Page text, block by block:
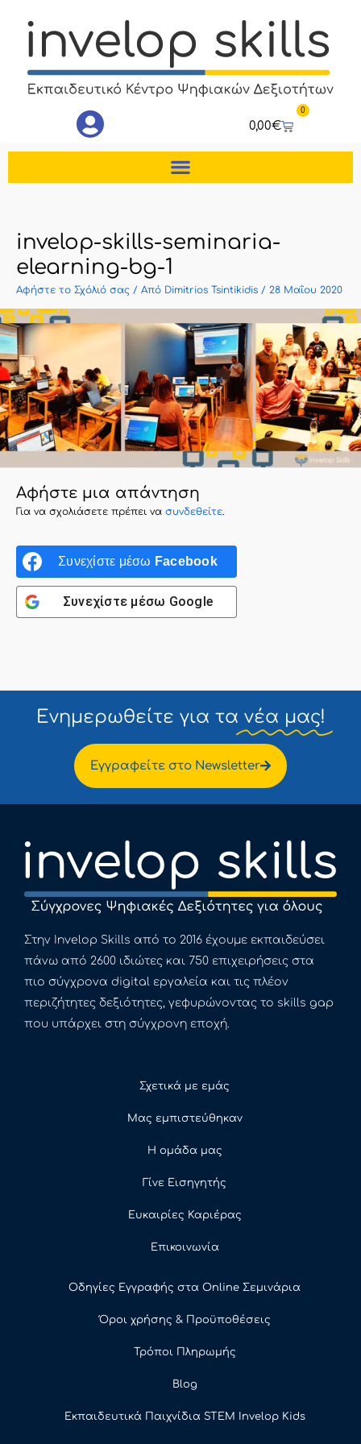
περιεχόμενο
0,00€
0
Cart
invelop-skills-seminaria-
elearning-bg-1
Αφήστε το Σχόλιό σας / Από Dimitrios Tsintikidis / 28 Μαΐου 2020
Αφήστε μια απάντηση
Για να σχολιάσετε πρέπει να συνδεθείτε.
Συνεχίστε μέσω Facebook
Συνεχίστε μέσω Google
Ενημερωθείτε για τα νέα μας!
Εγγραφείτε στο Newsletter
Στην Invelop Skills από το 2016 έχουμε εκπαιδεύσει
πάνω από 2600 ιδιώτες και 750 επιχειρήσεις στα
πιο σύγχρονα digital εργαλεία και τις πλέον
περιζήτητες δεξιότητες, γεφυρώνοντας το skills gap
που υπάρχει στη σύγχρονη εποχή.
Σχετικά με εμάς
Μας εμπιστεύθηκαν
Η ομάδα μας
Γίνε Εισηγητής
Ευκαιρίες Καριέρας
Επικοινωνία
Οδηγίες Εγγραφής στα Online Σεμινάρια
Όροι χρήσης & Προϋποθέσεις
Τρόποι Πληρωμής
Blog
Εκπαιδευτικά Παιχνίδια STEM Invelop Kids